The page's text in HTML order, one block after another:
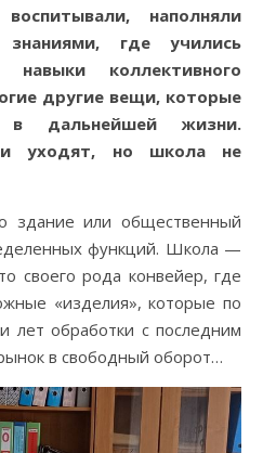
наполняли
где учились
навыки коллективного
другие вещи, которые
в дальнейшей жизни.
уходят, но школа не
или общественный
функций. Школа —
своего рода конвейер, где
«изделия», которые по
лет обработки с последним
в свободный оборот…